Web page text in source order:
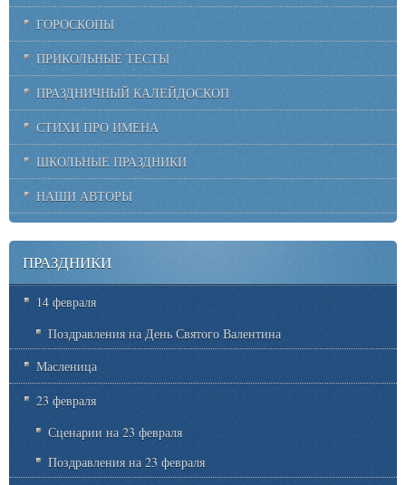
ГОРОСКОПЫ
ПРИКОЛЬНЫЕ ТЕСТЫ
ПРАЗДНИЧНЫЙ КАЛЕЙДОСКОП
СТИХИ ПРО ИМЕНА
ШКОЛЬНЫЕ ПРАЗДНИКИ
НАШИ АВТОРЫ
ПРАЗДНИКИ
14 февраля
Поздравления на День Святого Валентина
Масленица
23 февраля
Сценарии на 23 февраля
Поздравления на 23 февраля